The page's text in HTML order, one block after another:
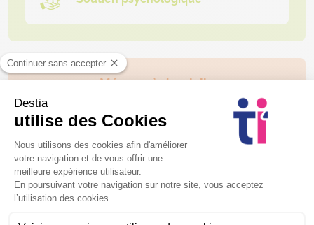
Ménage à domicile
Entretien global de la maison
Repassage à domicile